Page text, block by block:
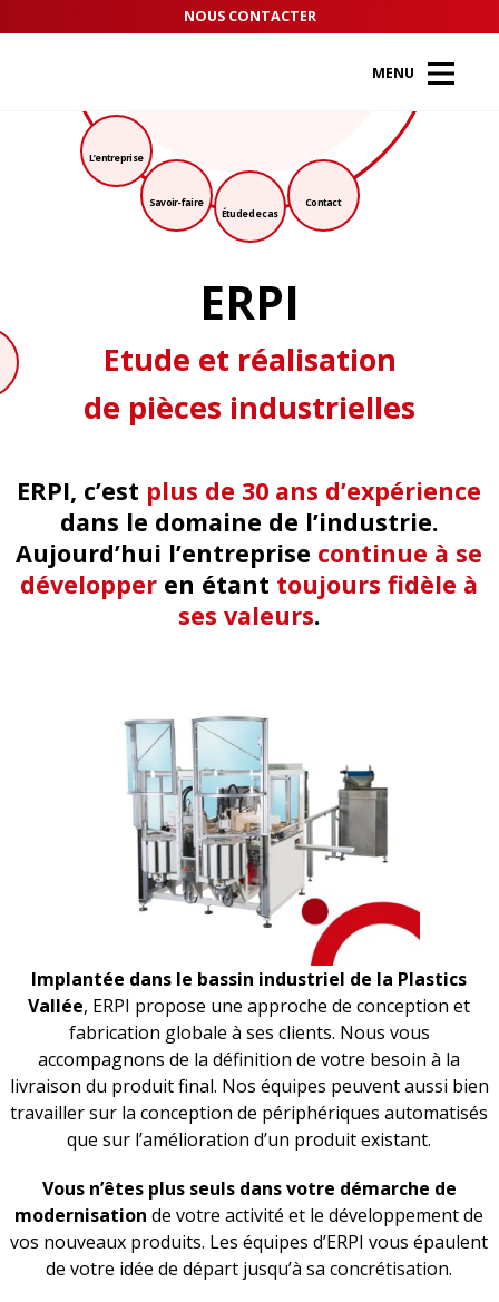
NOUS CONTACTER
MENU
ÉTUDE DE CAS
L’entreprise
Savoir-faire
Étude de cas
Contact
ERPI
Etude et réalisation
de pièces industrielles
ERPI, c’est plus de 30 ans d’expérience
dans le domaine de l’industrie.
Aujourd’hui l’entreprise continue à se
développer en étant toujours fidèle à
ses valeurs.
Implantée dans le bassin industriel de la Plastics
Vallée, ERPI propose une approche de conception et
fabrication globale à ses clients. Nous vous
accompagnons de la définition de votre besoin à la
livraison du produit final. Nos équipes peuvent aussi bien
travailler sur la conception de périphériques automatisés
que sur l’amélioration d’un produit existant.
Vous n’êtes plus seuls dans votre démarche de
modernisation de votre activité et le développement de
vos nouveaux produits. Les équipes d’ERPI vous épaulent
de votre idée de départ jusqu’à sa concrétisation.
Panneau de gestion des cookies